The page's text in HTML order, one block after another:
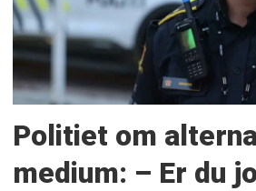
Politiet om
medium: – Er du